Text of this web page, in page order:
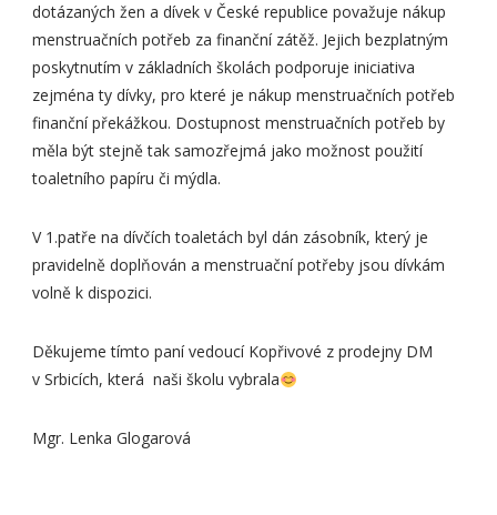
dotázaných žen a dívek v České republice považuje nákup
menstruačních potřeb za finanční zátěž. Jejich bezplatným
poskytnutím v základních školách podporuje iniciativa
zejména ty dívky, pro které je nákup menstruačních potřeb
finanční překážkou. Dostupnost menstruačních potřeb by
měla být stejně tak samozřejmá jako možnost použití
toaletního papíru či mýdla.
V 1.patře na dívčích toaletách byl dán zásobník, který je
pravidelně doplňován a menstruační potřeby jsou dívkám
volně k dispozici.
Děkujeme tímto paní vedoucí Kopřivové z prodejny DM
v Srbicích, která naši školu vybrala
Mgr. Lenka Glogarová